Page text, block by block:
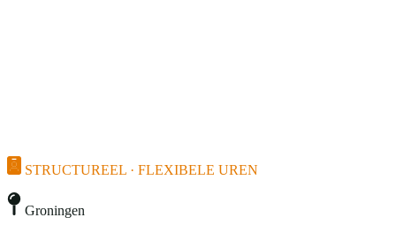
STRUCTUREEL · FLEXIBELE UREN
Groningen